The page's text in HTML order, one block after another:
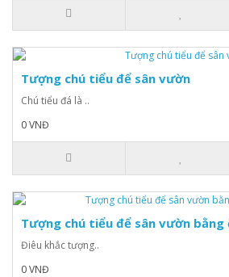
Tượng chú tiểu để sân vườn
Chú tiểu đá là ..
0 VNĐ
Tượng chú tiểu để sân vườn
Điêu khắc tượng..
0 VNĐ